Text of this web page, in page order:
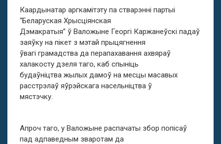
Каардынатар аргкамітэту па стварэнні партыі
“Беларуская Хрысціянская
Дэмакратыя” ў Валожыне Георгі Каржанеўскі падаў
заяўку на пікет з мэтай прыцягнення
ўвагі грамадства да перапахавання ахвяраў
халакосту дзеля таго, каб спыніць
будаўніцтва жылых дамоў на месцы масавых
расстрэлаў яўрэйскага насельніцтва ў
мястэчку.
Апроч таго, у Валожыне распачаты збор попісаў
пад адпаведным зваротам да